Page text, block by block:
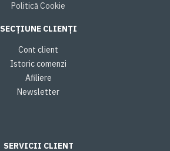
Politică Cookie
SECȚIUNE CLIENȚI
Cont client
Istoric comenzi
Afiliere
Newsletter
SERVICII CLIENT